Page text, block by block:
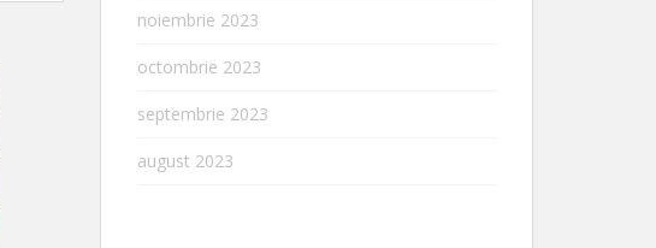
noiembrie 2023
octombrie 2023
septembrie 2023
august 2023